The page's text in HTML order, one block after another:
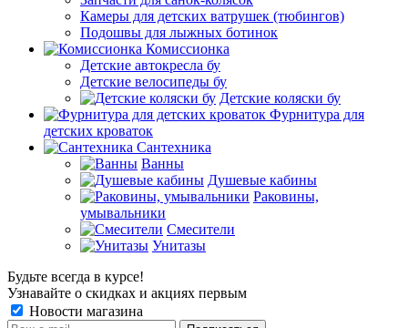
Камеры для детских ватрушек (тюбингов)
Подошвы для лыжных ботинок
Комиссионка
Детские автокресла бу
Детские велосипеды бу
Детские коляски бу
Фурнитура для
детских кроваток
Сантехника
Ванны
Душевые кабины
Раковины,
умывальники
Смесители
Унитазы
Будьте всегда в курсе!
Узнавайте о скидках и акциях первым
Новости магазина